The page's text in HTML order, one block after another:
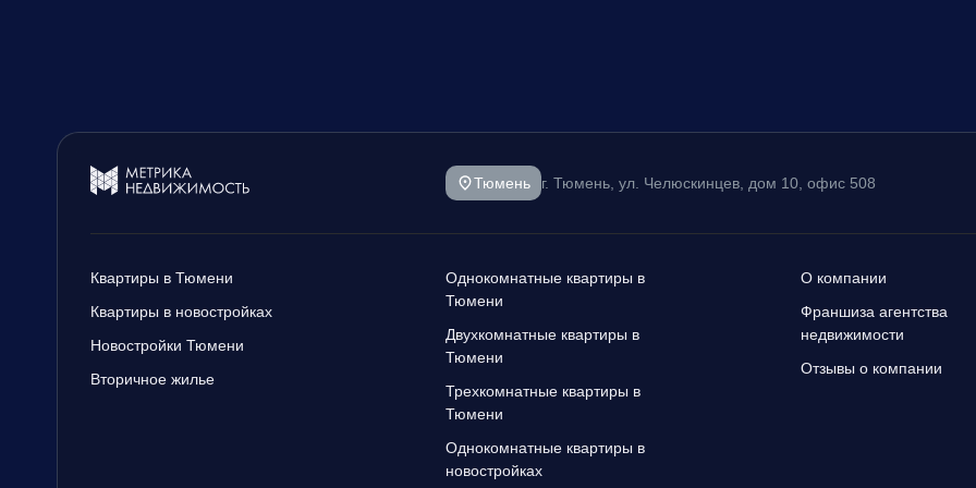
Тюмень г. Тюмень, ул. Челюскинцев, дом 10, офис 508
Квартиры в Тюмени
Квартиры в новостройках
Новостройки Тюмени
Вторичное жилье
Однокомнатные квартиры в
Тюмени
Двухкомнатные квартиры в
Тюмени
Трехкомнатные квартиры в
Тюмени
Однокомнатные квартиры в
новостройках
О компании
Франшиза агентства
недвижимости
Отзывы о компании